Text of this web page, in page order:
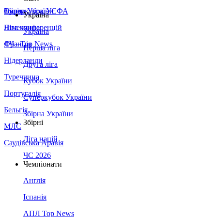
Збірна України
Італія
Німеччина
Франція
Нідерланди
Туреччина
Португалія
Бельгія
МЛС
Саудівська Аравія
Суперкубок УЄФА
Ліга конференцій
ЛЧ - Top News
Україна
Україна
Перша ліга
Друга ліга
Кубок України
Суперкубок України
Збірна України
Збірні
Ліга націй
ЧС 2026
Чемпіонати
Англія
Іспанія
АПЛ Top News